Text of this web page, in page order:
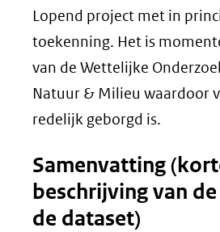
Lopend project met in
toekenning. Het is
van de Wettelijke
Natuur & Milieu waardoor
redelijk geborgd is.
Samenvatting
beschrijving van
de dataset)